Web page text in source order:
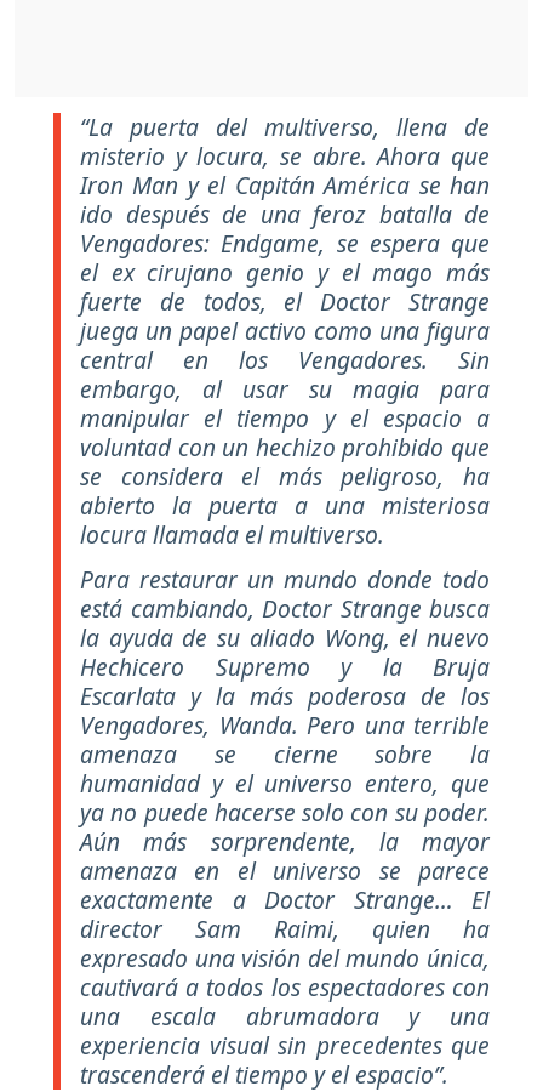
“La puerta del multiverso, llena de
misterio y locura, se abre. Ahora que
Iron Man y el Capitán América se han
ido después de una feroz batalla de
Vengadores: Endgame, se espera que
el ex cirujano genio y el mago más
fuerte de todos, el Doctor Strange
juega un papel activo como una figura
central en los Vengadores. Sin
embargo, al usar su magia para
manipular el tiempo y el espacio a
voluntad con un hechizo prohibido que
se considera el más peligroso, ha
abierto la puerta a una misteriosa
locura llamada el multiverso.
Para restaurar un mundo donde todo
está cambiando, Doctor Strange busca
la ayuda de su aliado Wong, el nuevo
Hechicero Supremo y la Bruja
Escarlata y la más poderosa de los
Vengadores, Wanda. Pero una terrible
amenaza se cierne sobre la
humanidad y el universo entero, que
ya no puede hacerse solo con su poder.
Aún más sorprendente, la mayor
amenaza en el universo se parece
exactamente a Doctor Strange… El
director Sam Raimi, quien ha
expresado una visión del mundo única,
cautivará a todos los espectadores con
una escala abrumadora y una
experiencia visual sin precedentes que
trascenderá el tiempo y el espacio”.